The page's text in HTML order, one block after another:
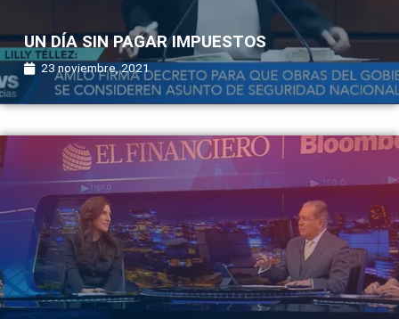
UN DÍA SIN PAGAR IMPUESTOS
23 noviembre, 2021